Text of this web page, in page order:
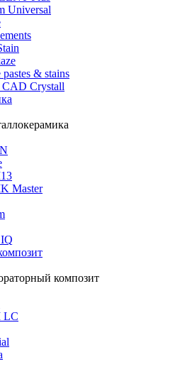
Universal
& stains
CAD Crystall
Master
композит
LC